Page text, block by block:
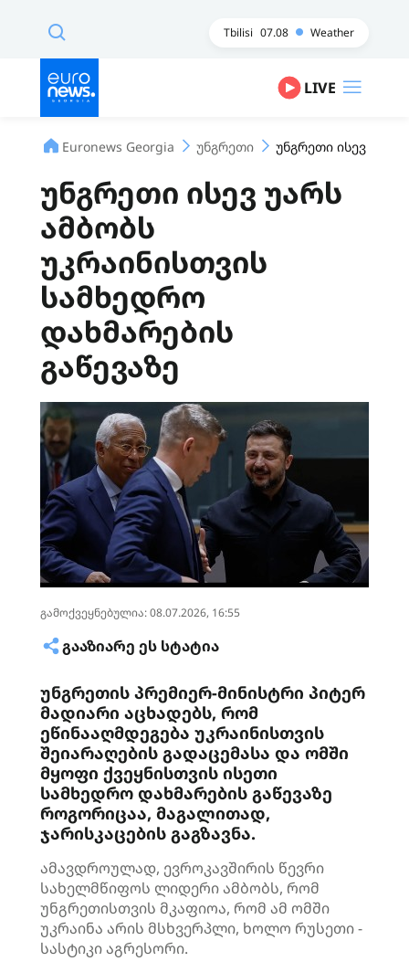
Tbilisi 07.08 Weather
LIVE
Euronews Georgia უნგრეთი უნგრეთი ისევ უარს
უნგრეთი ისევ უარს
ამბობს
უკრაინისთვის
სამხედრო
დახმარების
გაწევაზე
გამოქვეყნებულია: 08.07.2026, 16:55
ᲒᲐᲐᲖᲘᲐᲠᲔ ᲔᲡ ᲡᲢᲐᲢᲘᲐ
უნგრეთის პრემიერ-მინისტრი პიტერ
მადიარი აცხადებს, რომ
ეწინააღმდეგება უკრაინისთვის
შეიარაღების გადაცემასა და ომში
მყოფი ქვეყნისთვის ისეთი
სამხედრო დახმარების გაწევაზე
როგორიცაა, მაგალითად,
ჯარისკაცების გაგზავნა.
ამავდროულად, ევროკავშირის წევრი
სახელმწიფოს ლიდერი ამბობს, რომ
უნგრეთისთვის მკაფიოა, რომ ამ ომში
უკრაინა არის მსხვერპლი, ხოლო რუსეთი -
სასტიკი აგრესორი.